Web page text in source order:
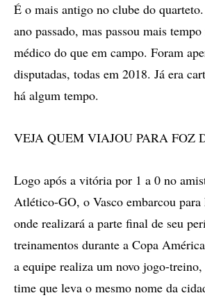
É o mais antigo no clube do
ano passado, mas passou mais
médico do que em campo. Foram
disputadas, todas em 2018. Já era
há algum tempo.
VEJA QUEM VIAJOU PARA FOZ
Logo após a vitória por 1 a 0 no
Atlético-GO, o Vasco embarcou
onde realizará a parte final de seu
treinamentos durante a Copa
a equipe realiza um novo jogo-
time que leva o mesmo nome da